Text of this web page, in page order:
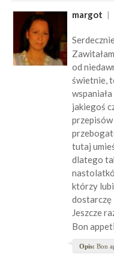
margot
od
świetnie,
jakiegoś
tutaj
dlatego
którzy
dostarczę
Jeszcze
Bon
Opis: Bon